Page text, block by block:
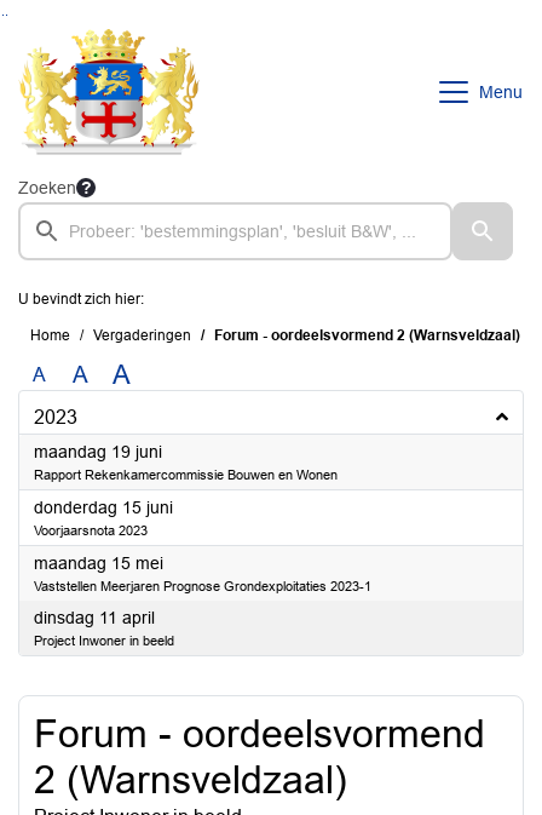
Ga naar de inhoud van deze pagina
Ga naar het zoeken
Ga naar het menu
Menu
Zoeken
U bevindt zich hier:
Home Vergaderingen Forum - oordeelsvormend 2 (Warnsveldzaal)
A A A
2023
maandag 19 juni2023
Rapport Rekenkamercommissie Bouwen en Wonen
donderdag 15 juni2023
Voorjaarsnota 2023
maandag 15 mei2023
Vaststellen Meerjaren Prognose Grondexploitaties 2023-1
dinsdag 11 april2023
Project Inwoner in beeld
Forum - oordeelsvormend
2 (Warnsveldzaal)